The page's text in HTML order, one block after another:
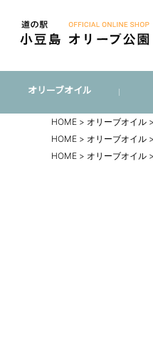
オリーブオイル
HOME オリーブオイル
HOME
オリーブオイル
HOME
オリーブオイル